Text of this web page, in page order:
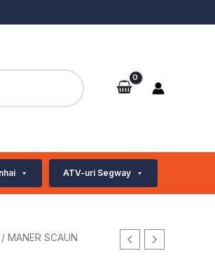
ATV-uri Segway
/ MANER SCAUN